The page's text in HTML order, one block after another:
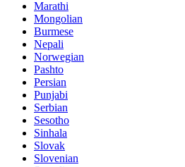
Marathi
Mongolian
Burmese
Nepali
Norwegian
Pashto
Persian
Punjabi
Serbian
Sesotho
Sinhala
Slovak
Slovenian